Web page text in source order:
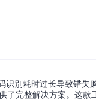
识别耗时过长导致错失
了完整解决方案。这款